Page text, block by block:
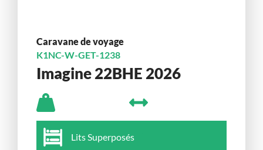
Caravane de voyage
K1NC-W-GET-1238
Imagine 22BHE 2026
Lits Superposés